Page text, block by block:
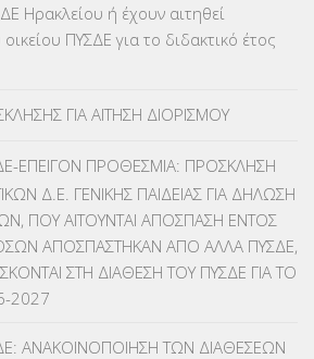
ΓΛΩΣΣΟΜΑΘΕΙΑΣ
ΠΛΗΡΟΦΟΡΙΚΗΣ(12)
ΒΕΛΤΙΩΣΕΙΣ(319)
Ηρακλείου ή έχουν αιτηθεί
ΠΥΣΔΕ για το διδακτικό έτος
ΓΙΑ ΑΙΤΗΣΗ ΔΙΟΡΙΣΜΟΥ
ΕΠΕΙΓΟΝ ΠΡΟΘΕΣΜΙΑ: ΠΡΟΣΚΛΗΣΗ
Δ.Ε. ΓΕΝΙΚΗΣ ΠΑΙΔΕΙΑΣ ΓΙΑ ΔΗΛΩΣΗ
ΠΟΥ ΑΙΤΟΥΝΤΑΙ ΑΠΟΣΠΑΣΗ ΕΝΤΟΣ
ΑΠΟΣΠΑΣΤΗΚΑΝ ΑΠΟ ΑΛΛΑ ΠΥΣΔΕ,
ΣΤΗ ΔΙΑΘΕΣΗ ΤΟΥ ΠΥΣΔΕ ΓΙΑ ΤΟ
2027
ΑΝΑΚΟΙΝΟΠΟΙΗΣΗ ΤΩΝ ΔΙΑΘΕΣΕΩΝ